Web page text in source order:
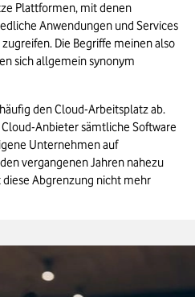
Plattformen, mit denen
Anwendungen und Services
Die Begriffe meinen also
sich allgemein synonym
den Cloud-Arbeitsplatz ab.
Anbieter sämtliche Software
Unternehmen auf
vergangenen Jahren nahezu
Abgrenzung nicht mehr